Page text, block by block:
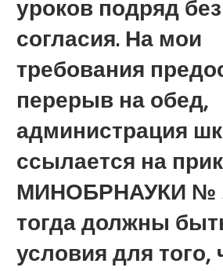
уроков подряд
согласия. На мои
требования
перерыв на обед,
администрация
ссылается на
МИНОБРНАУКИ №
тогда должны
условия для того,